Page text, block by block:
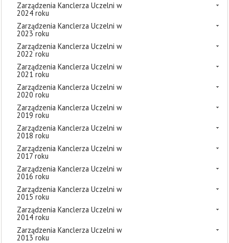
Zarządzenia Kanclerza Uczelni w
2024 roku
Zarządzenia Kanclerza Uczelni w
2023 roku
Zarządzenia Kanclerza Uczelni w
2022 roku
Zarządzenia Kanclerza Uczelni w
2021 roku
Zarządzenia Kanclerza Uczelni w
2020 roku
Zarządzenia Kanclerza Uczelni w
2019 roku
Zarządzenia Kanclerza Uczelni w
2018 roku
Zarządzenia Kanclerza Uczelni w
2017 roku
Zarządzenia Kanclerza Uczelni w
2016 roku
Zarządzenia Kanclerza Uczelni w
2015 roku
Zarządzenia Kanclerza Uczelni w
2014 roku
Zarządzenia Kanclerza Uczelni w
2013 roku